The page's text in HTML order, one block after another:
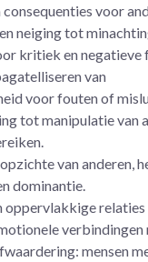
voor
neiging tot
kritiek en negatieve
van
voor fouten of
tot manipulatie van
van anderen,
dominantie.
relaties
verbindingen
mensen